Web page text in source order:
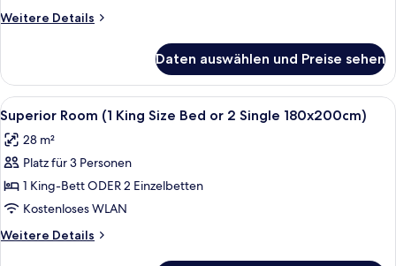
or
Bed180x200cm)
anzeigen
Weitere Details
Weitere
Room
(1
Double
Bed
or
2
Bed180x200cm)
Daten auswählen und Preise sehen
Alle
Fotos
für
Superior
Room
(1
King
Size
Ein modernes Schlafzimmer mit
7
Superior Room (1 King Size Bed or 2 Single 180x200cm)
28 m²
Platz für 3 Personen
1 King-Bett ODER 2 Einzelbetten
Kostenloses WLAN
Weitere Details
Weitere